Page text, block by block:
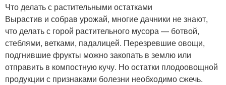
Что делать с растительными остатками
Вырастив и собрав урожай, многие дачники не знают,
что делать с горой растительного мусора — ботвой,
стеблями, ветками, падалицей. Перезревшие овощи,
подгнившие фрукты можно закопать в землю или
отправить в компостную кучу. Но остатки плодоовощной
продукции с признаками болезни необходимо сжечь.